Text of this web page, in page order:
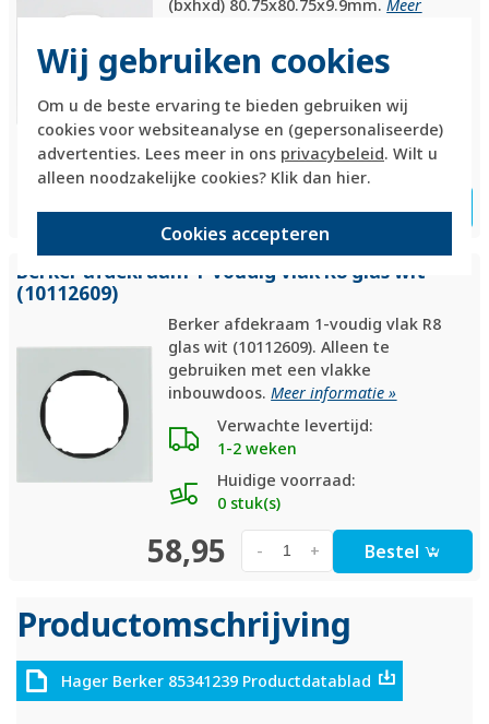
Wij gebruiken cookies
Om u de beste ervaring te bieden gebruiken wij
cookies voor websiteanalyse en (gepersonaliseerde)
advertenties. Lees meer in ons privacybeleid. Wilt u
alleen noodzakelijke cookies? Klik dan hier.
Cookies accepteren
(bxhxd) 80.75x80.75x9.9mm.Meer
Verwachte levertijd:
huis*
Huidige voorraad:
15 stuk(s)
5,95 +
- Bestel
Berker afdekraam 1-voudig vlak R8 glas wit
(10112609)
Berker afdekraam 1-voudig vlak R8
glas wit (10112609). Alleen te
gebruiken met een vlakke
inbouwdoos.Meer informatie »
Verwachte levertijd:
1-2 weken
Huidige voorraad:
0 stuk(s)
58,95 +
- Bestel
Productomschrijving
Hager Berker 85341239 Productdatablad